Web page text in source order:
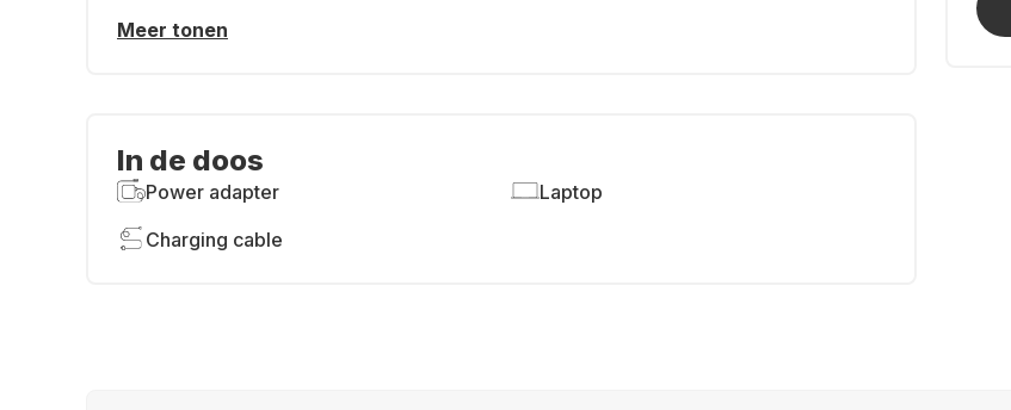
Meer tonen
In de doos
Power adapter
Laptop
Charging cable